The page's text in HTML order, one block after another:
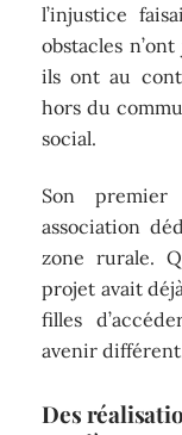
l’injustice
obstacles
ils ont au
hors du
social.
Son
association
zone rurale.
projet avait
filles
avenir
Des